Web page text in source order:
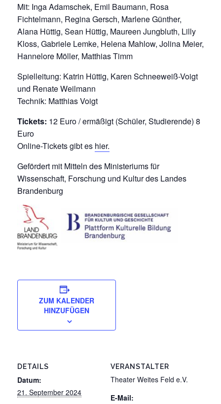
Mit: Inga Adamschek, Emil Baumann, Rosa
Fichtelmann, Regina Gersch, Marlene Günther,
Alana Hüttig, Sean Hüttig, Maureen Jungbluth, Lilly
Kloss, Gabriele Lemke, Helena Mahlow, Jolina Meier,
Hannelore Möller, Matthias Timm
Spielleitung: Katrin Hüttig, Karen Schneeweiß-Voigt
und Renate Weilmann
Technik: Matthias Voigt
Tickets: 12 Euro / ermäßigt (Schüler, Studierende) 8
Euro
Online-Tickets gibt es hier.
Gefördert mit Mitteln des Ministeriums für
Wissenschaft, Forschung und Kultur des Landes
Brandenburg
ZUM KALENDER
HINZUFÜGEN
DETAILS
Datum:
21. September 2024
VERANSTALTER
Theater Weites Feld e.V.
E-Mail: